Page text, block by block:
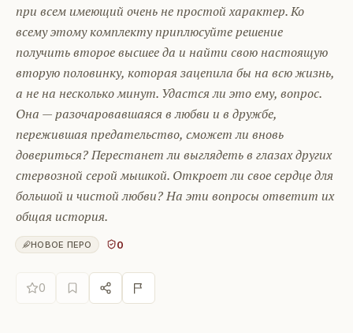
при всем имеющий очень не простой характер. Ко
всему этому комплекту приплюсуйте решение
получить второе высшее да и найти свою настоящую
вторую половинку, которая зацепила бы на всю жизнь,
а не на несколько минут. Удастся ли это ему, вопрос.
Она — разочаровавшаяся в любви и в дружбе,
пережившая предательство, сможет ли вновь
довериться? Перестанет ли выглядеть в глазах других
стервозной серой мышкой. Откроет ли свое сердце для
большой и чистой любви? На эти вопросы ответит их
общая история.
НОВОЕ ПЕРО 0
0